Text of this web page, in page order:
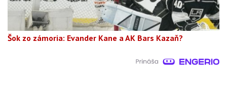
Šok zo zámoria: Evander Kane a AK Bars Kazaň?